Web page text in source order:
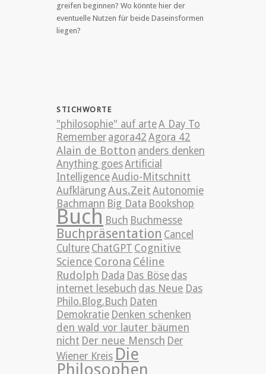
greifen beginnen? Wo könnte hier der
eventuelle Nutzen für beide Daseinsformen
liegen?
STICHWORTE
"philosophie" auf arteA Day To
Remember agora42 Agora 42
Alain de Botton anders denken
Anything goesArtificial
IntelligenceAudio-Mitschnitt
AufklärungAus.Zeit Autonomie
Bachmann Big Data Bookshop
Buch Buch Buchmesse
Buchpräsentation Cancel
Culture ChatGPT Cognitive
Science Corona Céline
Rudolph Dada Das Böse das
internet lesebuch das Neue Das
Philo.Blog.Buch Daten
Demokratie Denken schenken
den wald vor lauter bäumen
nicht Der neue Mensch Der
Wiener Kreis Die
Philosophen